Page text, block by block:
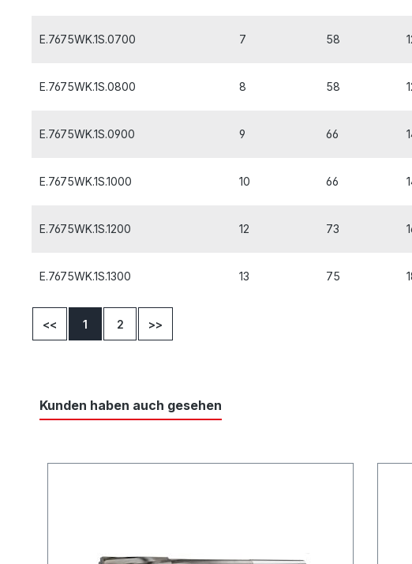
E.7675WK.1S.0700 7 58
E.7675WK.1S.0800 8 58
E.7675WK.1S.0900 9 66
E.7675WK.1S.1000 10 66
E.7675WK.1S.1200 12 73
E.7675WK.1S.1300 13 75
<< 1 2 >>
Kunden haben auch gesehen